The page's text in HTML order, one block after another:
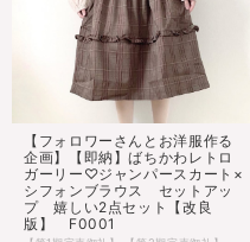
【フォロワーさんとお洋服作る
企画】【即納】ばちかわレトロ
ガーリー♡ジャンパースカート×
シフォンブラウス セットアッ
プ 嬉しい2点セット【改良
版】 F0001